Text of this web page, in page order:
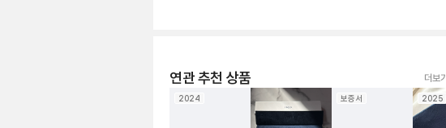
연관 추천 상품 더보기
2024 보증서 2025